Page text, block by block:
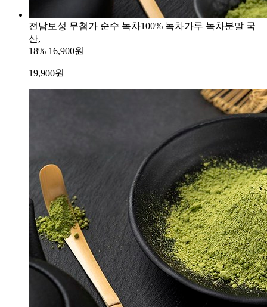
전남보성 무첨가 순수 녹차100% 녹차가루 녹차분말 국
산,
18% 16,900원
19,900원